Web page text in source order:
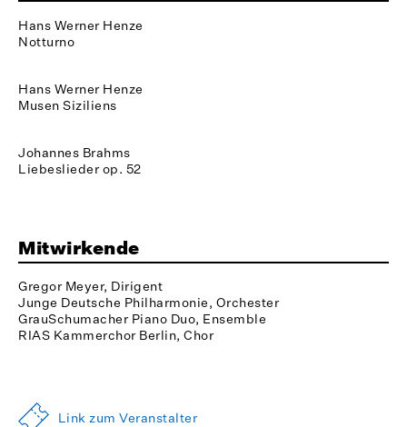
Hans Werner Henze
Notturno
Hans Werner Henze
Musen Siziliens
Johannes Brahms
Liebeslieder op. 52
Mitwirkende
Gregor Meyer, Dirigent
Junge Deutsche Philharmonie, Orchester
GrauSchumacher Piano Duo, Ensemble
RIAS Kammerchor Berlin, Chor
Link zum Veranstalter